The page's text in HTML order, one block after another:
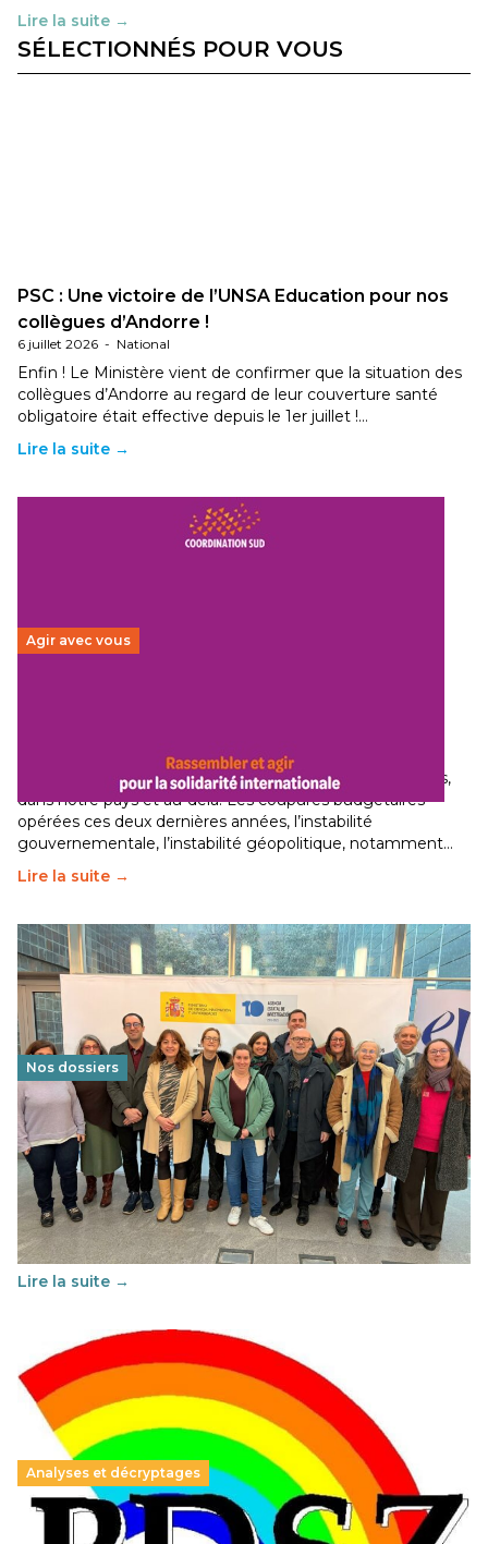
Lire la suite →
SÉLECTIONNÉS POUR VOUS
PSC : Une victoire de l’UNSA Education pour nos
collègues d’Andorre !
6 juillet 2026 - National
Enfin ! Le Ministère vient de confirmer que la situation des
collègues d’Andorre au regard de leur couverture santé
obligatoire était effective depuis le 1er juillet !…
Lire la suite →
Agir avec vous
Le secteur humanitaire connaît des difficultés profondes,
dans notre pays et au-delà. Les coupures budgétaires
opérées ces deux dernières années, l’instabilité
gouvernementale, l’instabilité géopolitique, notamment…
Lire la suite →
Nos dossiers
Éducation au vivre-ensemble : un échange croisé
franco-espagnol pour changer d’approche
29 juin 2026-National
Cette année, l'UNSA Éducation a mené un projet Erasmus
soutenu par l'union Européenne et centré sur l'éducation
au vivre-ensemble : quelles différences entre la France…
Lire la suite →
Analyses et décryptages
Hongrie : du changement pour les politiques